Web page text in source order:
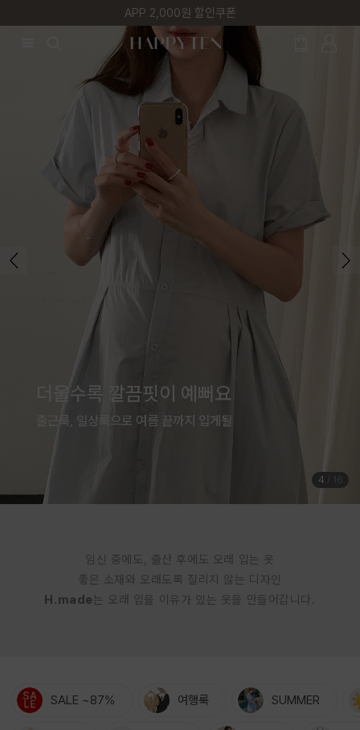
매주 리뷰어 최대 1만원 쿠폰
여름은 귀엽게 입는 계절
체형커버까지 완벽한 점프수트
5
임신 중에도, 출산 후에도 오래 입는 옷
좋은 소재와 오래도록 질리지 않는 디자인
H.made는 오래 입을 이유가 있는 옷을 만들어갑니다.
SALE ~87% 여행룩 SUMMER